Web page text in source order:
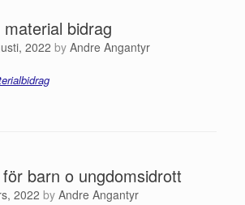
bidrag
2022 by Andre Angantyr
barn o ungdomsidrott
2022 by Andre Angantyr